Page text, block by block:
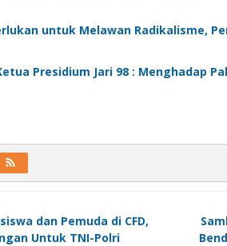
untuk Melawan Radikalisme,
Presidium Jari 98 : Menghadap
dan Pemuda di CFD,
Untuk TNI-Polri